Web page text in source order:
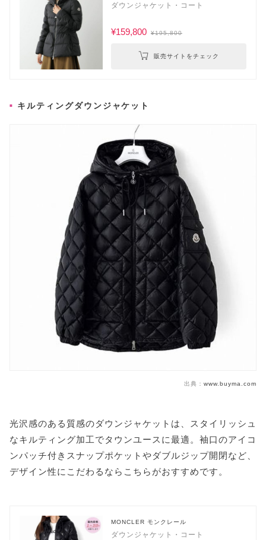
ダウンジャケット・コート
¥159,800 ¥195,800
販売サイトをチェック
キルティングダウンジャケット
出典： www.buyma.com
光沢感のある質感のダウンジャケットは、スタイリッシュ
なキルティング加工でタウンユースに最適。袖口のアイコ
ンパッチ付きスナップポケットやダブルジップ開閉など、
デザイン性にこだわるならこちらがおすすめです。
MONCLER モンクレール
ダウンジャケット・コート